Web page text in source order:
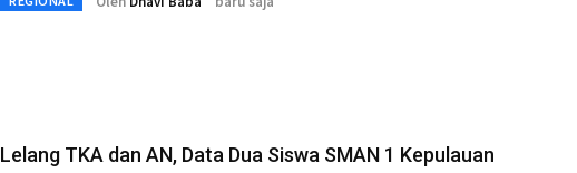
Lelang TKA dan AN, Data Dua Siswa SMAN 1 Kepulauan